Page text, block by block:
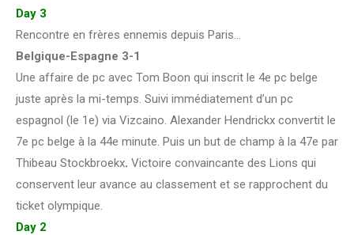
Day 3
Rencontre en frères ennemis depuis Paris…
Belgique-Espagne 3-1
Une affaire de pc avec Tom Boon qui inscrit le 4e pc belge
juste après la mi-temps. Suivi immédiatement d’un pc
espagnol (le 1e) via Vizcaino. Alexander Hendrickx convertit le
7e pc belge à la 44e minute. Puis un but de champ à la 47e par
Thibeau Stockbroekx. Victoire convaincante des Lions qui
conservent leur avance au classement et se rapprochent du
ticket olympique.
Day 2